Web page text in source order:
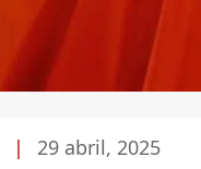
| 29 abril, 2025